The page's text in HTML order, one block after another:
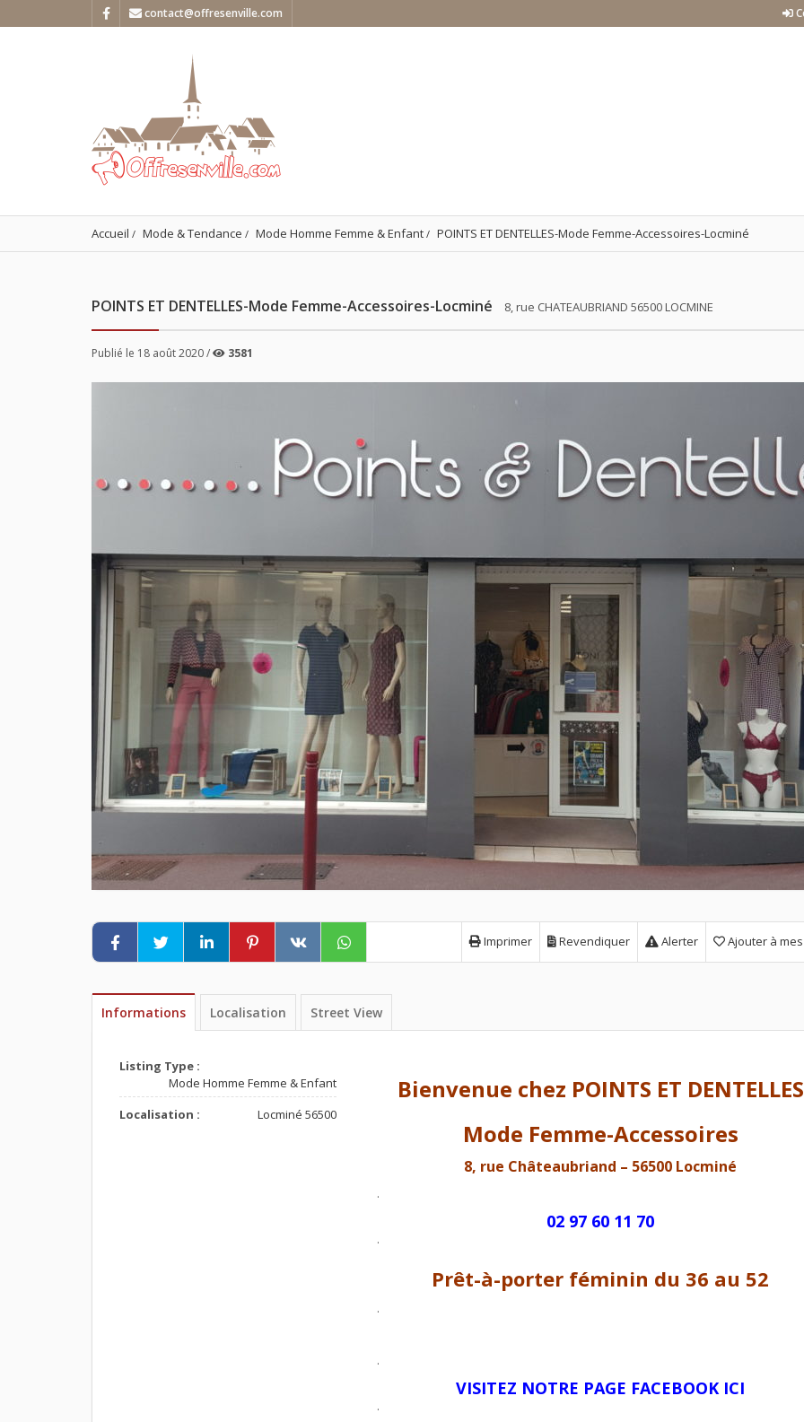
contact@offresenville.com
Accueil Mode & Tendance Mode Homme Femme & Enfant POINTS ET DENTELLES-Mode Femme-Accessoires-Locminé
POINTS ET DENTELLES-Mode Femme-Accessoires-Locminé 8, rue CHATEAUBRIAND 56500 LOCMINE
Publié le 18 août 2020 / 3581
Ajouter à
Alerter
Revendiquer
Imprimer
Informations Localisation Street View
Listing Type :
Mode Homme Femme & Enfant
Localisation :
Locminé 56500
Bienvenue chez POINTS ET DENTELLES
Mode Femme-Accessoires
8, rue Châteaubriand – 56500 Locminé
.
02 97 60 11 70
.
Prêt-à-porter féminin du 36 au 52
.
.
VISITEZ NOTRE PAGE FACEBOOK ICI
.